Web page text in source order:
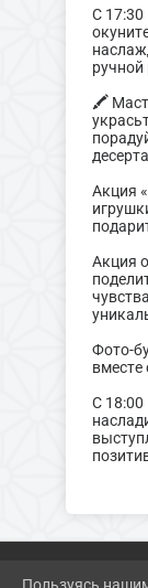
С
🖍️
Акция
Акция
Фото-
вместе
С